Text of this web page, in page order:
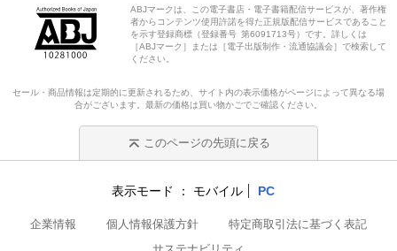
ABJマークは、この電子書店・電子書籍配信サービスが、著作権
者からコンテンツ使用許諾を得た正規版配信サービスであること
を示す登録商標（登録番号 第6091713号）です。詳しくは
［ABJマーク］または［電子出版制作・流通協議会］で検索して
ください。
セール・商品情報は定期的に更新されるため、サイト内の表示価格がページによって異なる場
合がございます。最新の価格は買い物かごでご確認ください。
このページの先頭に戻る
表示モード モバイル PC
企業情報 個人情報保護方針
特定商取引法に基づく表記